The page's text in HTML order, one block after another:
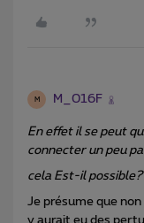
M M_016F
En effet il se peut
connecter un peu
cela Est-il possible?
Je présume que
y aurait eu des